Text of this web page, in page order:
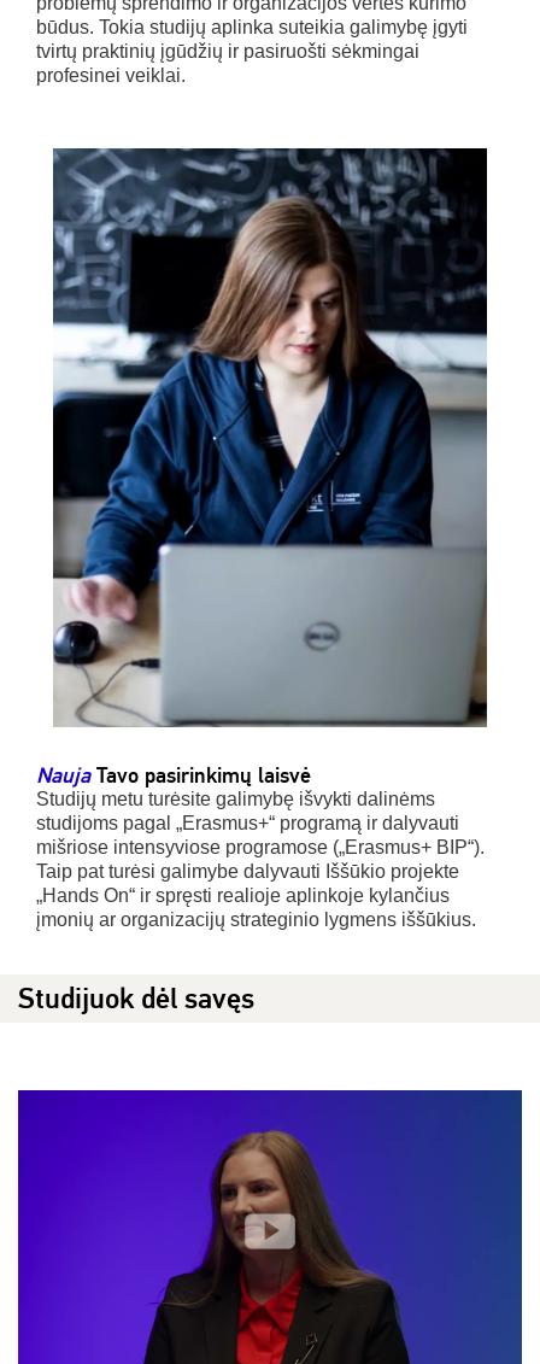
būdus. Tokia studijų aplinka suteikia galimybę įgyti
tvirtų praktinių įgūdžių ir pasiruošti sėkmingai
profesinei veiklai.
NaujaTavo pasirinkimų laisvė
Studijų metu turėsite galimybę išvykti dalinėms
studijoms pagal „Erasmus+“ programą ir dalyvauti
mišriose intensyviose programose („Erasmus+ BIP“).
Taip pat turėsi galimybe dalyvauti Iššūkio projekte
„Hands On“ ir spręsti realioje aplinkoje kylančius
įmonių ar organizacijų strateginio lygmens iššūkius.
Studijuok dėl savęs